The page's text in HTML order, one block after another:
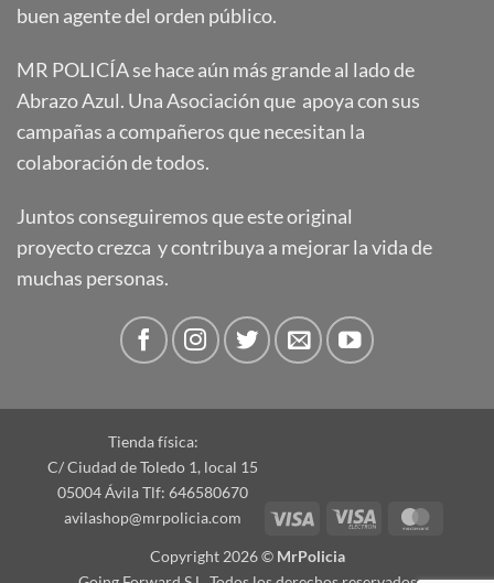
buen agente del orden público.
MR POLICÍA se hace aún más grande al lado de
Abrazo Azul. Una Asociación que apoya con sus
campañas a compañeros que necesitan la
colaboración de todos.
Juntos conseguiremos que este original
proyecto crezca y contribuya a mejorar la vida de
muchas personas.
Tienda física:
C/ Ciudad de Toledo 1, local 15
05004 Ávila Tlf: 646580670
avilashop@mrpolicia.com
Visa
Visa
Copyright 2026 © MrPolicia